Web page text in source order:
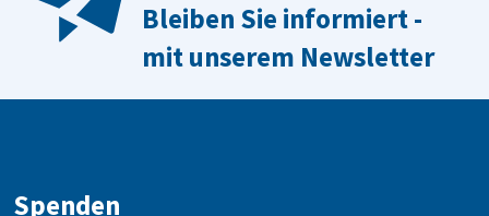
Bleiben Sie informiert -
mit unserem Newsletter
Spenden